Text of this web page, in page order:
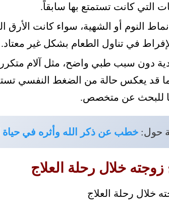
التي كانت تستمتع بها سابقاً.
النوم أو الشهية، سواء كانت الأرق
في تناول الطعام بشكل غير معتاد.
دون سبب طبي واضح، مثل آلام
قد يعكس حالة من الضغط النفسي
للبحث عن متخصص.
حول:خطب عن ذكر الله وأثره في حياة
خلال رحلة العلاج